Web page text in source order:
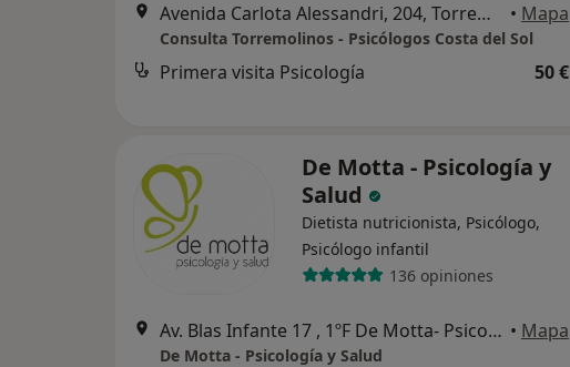
Avenida Carlota Alessandri, 204, Torremolinos • Mapa
Consulta Torremolinos - Psicólogos Costa del Sol
Primera visita Psicología 50 €
De Motta - Psicología y
Salud
Dietista nutricionista, Psicólogo,
Psicólogo infantil
136 opiniones
Av. Blas Infante 17 , 1ºF De Motta- Psicologia y Salud, Arroyo de la Miel • Mapa
De Motta - Psicología y Salud